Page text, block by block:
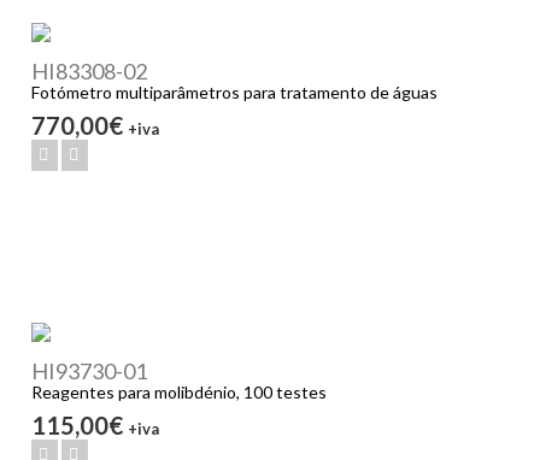
HI83308-02
Fotómetro multiparâmetros para tratamento de águas
770,00€ +iva
HI93730-01
Reagentes para molibdénio, 100 testes
115,00€ +iva